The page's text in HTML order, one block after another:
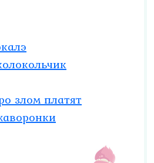
злом платят